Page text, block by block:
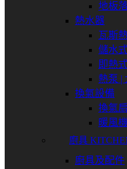
地板
熱水器
瓦斯
儲水
即熱
熱泵 |
換氣設備
換氣扇
暖風
廚具
廚具及配件